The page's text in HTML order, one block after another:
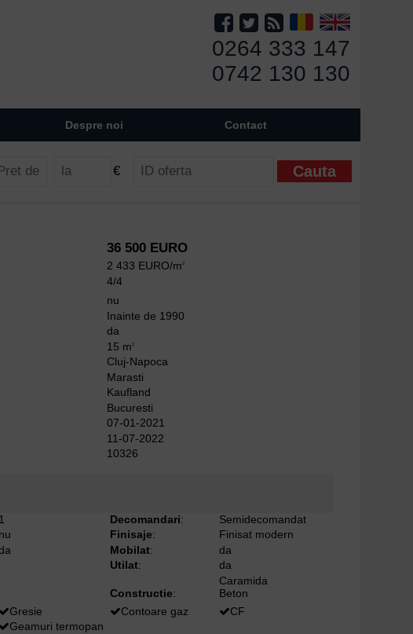
0264 333 147
0742 130 130
Despre noi Contact
€
36 500 EURO
2 433 EURO/m2
4/4
nu
Inainte de 1990
da
15 m2
Cluj-Napoca
Marasti
Kaufland
Bucuresti
07-01-2021
11-07-2022
10326
1
nu
Decomandari:
Semidecomandat
Finisaje:
Finisat modern
Mobilat:
da
Utilat: da
Constructie:
Caramida
Beton
Gresie
Geamuri termopan
Contoare gaz CF